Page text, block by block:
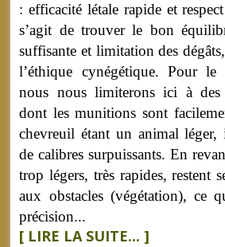
: efficacité létale rapide et
s’agit de trouver le bon
suffisante et limitation des
l’éthique cynégétique. Pour
nous nous limiterons ici à des
dont les munitions sont
chevreuil étant un animal léger,
de calibres surpuissants. En
trop légers, très rapides, restent
aux obstacles (végétation), ce
précision...
[ LIRE LA SUITE... ]